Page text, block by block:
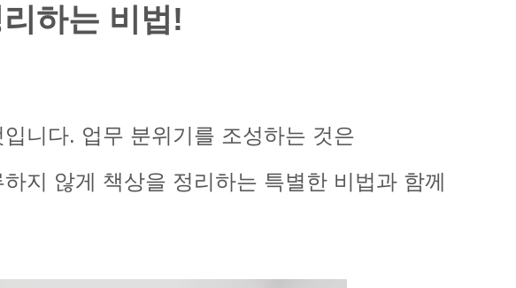
하는 비법!
니다. 업무 분위기를 조성하는 것은
지 않게 책상을 정리하는 특별한 비법과 함께